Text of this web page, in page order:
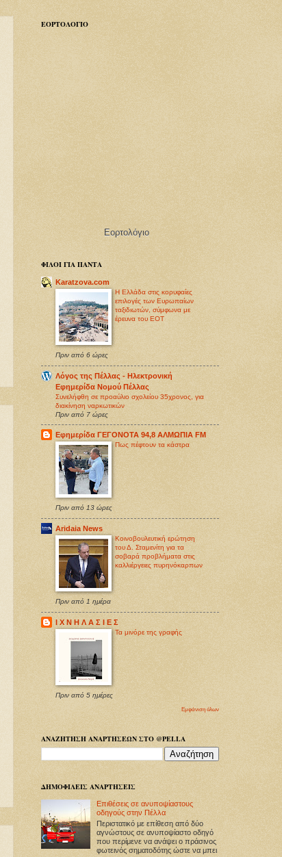
ΕΟΡΤΟΛΟΓΙΟ
Εορτολόγιο
ΦΙΛΟΙ ΓΙΑ ΠΑΝΤΑ
Karatzova.com
Η Ελλάδα στις κορυφαίες
επιλογές των Ευρωπαίων
ταξιδιωτών, σύμφωνα με
έρευνα του ΕΟΤ
Πριν από 6 ώρες
Λόγος της Πέλλας - Ηλεκτρονική
Εφημερίδα Νομού Πέλλας
Συνελήφθη σε προαύλιο σχολείου 35χρονος, για
διακίνηση ναρκωτικών
Πριν από 7 ώρες
Εφημερίδα ΓΕΓΟΝΟΤΑ 94,8 ΑΛΜΩΠΙΑ FM
Πως πέφτουν τα κάστρα
Πριν από 13 ώρες
Aridaia News
Κοινοβουλευτική ερώτηση
του Δ. Σταμενίτη για τα
σοβαρά προβλήματα στις
καλλιέργειες πυρηνόκαρπων
Πριν από 1 ημέρα
Ι Χ Ν Η Λ Α Σ Ι Ε Σ
Τα μινόρε της γραφής
Πριν από 5 ημέρες
Εμφάνιση όλων
ΑΝΑΖΗΤΗΣΗ ΑΝΑΡΤΗΣΕΩΝ ΣΤΟ @PELLA
ΔΗΜΟΦΙΛΕΙΣ ΑΝΑΡΤΗΣΕΙΣ
Επιθέσεις σε ανυποψίαστους
οδηγούς στην Πέλλα
Περιστατικό με επίθεση από δύο
αγνώστους σε ανυποψίαστο οδηγό
που περίμενε να ανάψει ο πράσινος
φωτεινός σηματοδότης ώστε να μπει